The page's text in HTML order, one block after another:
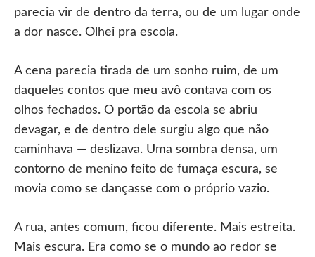
parecia vir de dentro da terra, ou de um lugar onde
a dor nasce. Olhei pra escola.
A cena parecia tirada de um sonho ruim, de um
daqueles contos que meu avô contava com os
olhos fechados. O portão da escola se abriu
devagar, e de dentro dele surgiu algo que não
caminhava — deslizava. Uma sombra densa, um
contorno de menino feito de fumaça escura, se
movia como se dançasse com o próprio vazio.
A rua, antes comum, ficou diferente. Mais estreita.
Mais escura. Era como se o mundo ao redor se